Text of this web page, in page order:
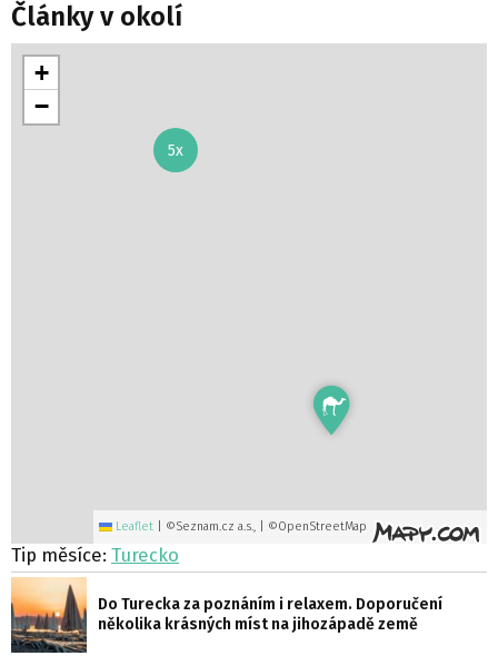
Články v okolí
5x
+
−
Leaflet ©Seznam.cz a.s., | ©OpenStreetMap
Tip měsíce: Turecko
Do Turecka za poznáním i relaxem. Doporučení
několika krásných míst na jihozápadě země